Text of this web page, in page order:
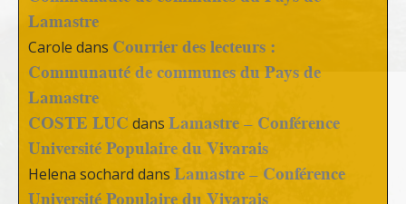
Lamastre
Carole dans Courrier des lecteurs :
Communauté de communes du Pays de
Lamastre
COSTE LUC dans Lamastre – Conférence
Université Populaire du Vivarais
Helena sochard dans Lamastre – Conférence
Université Populaire du Vivarais